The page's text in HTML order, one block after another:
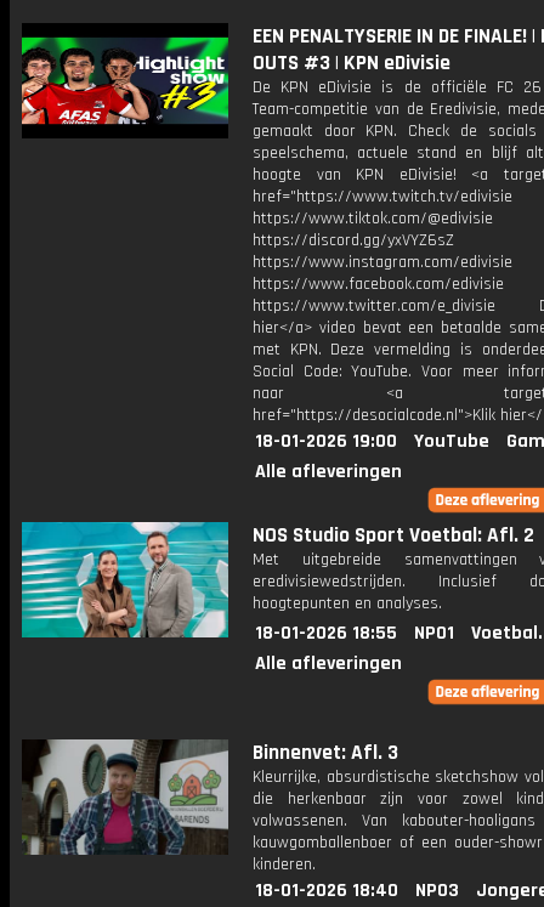
EEN PENALTYSERIE IN DE FINALE!
OUTS #3 | KPN eDivisie
De KPN eDivisie is de officiële FC
Team-competitie van de Eredivisie,
gemaakt door KPN. Check de
speelschema, actuele stand en blijf
hoogte van KPN eDivisie! <a
href="https://www.twitch.tv/edivisie
https://www.tiktok.com/@edivisie
https://discord.gg/yxVYZ6sZ
https://www.instagram.com/edivisie
https://www.facebook.com/edivisie
https://www.twitter.com/e_divisie
hier</a> video bevat een betaalde
met KPN. Deze vermelding is
Social Code: YouTube. Voor meer
naar <a
href="https://desocialcode.nl">Klik
18-01-2026 19:00 YouTube
Alle afleveringen
NOS Studio Sport Voetbal: Afl. 2
Met uitgebreide samenvattingen
eredivisiewedstrijden. Inclusief
hoogtepunten en analyses.
18-01-2026 18:55 NPO1
Alle afleveringen
Binnenvet: Afl. 3
Kleurrijke, absurdistische sketchshow
die herkenbaar zijn voor zowel
volwassenen. Van kabouter-
kauwgomballenboer of een ouder-
kinderen.
18-01-2026 18:40 NPO3